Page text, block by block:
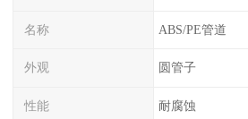
名称 ABS/PE管道
外观 圆管子
性能 耐腐蚀